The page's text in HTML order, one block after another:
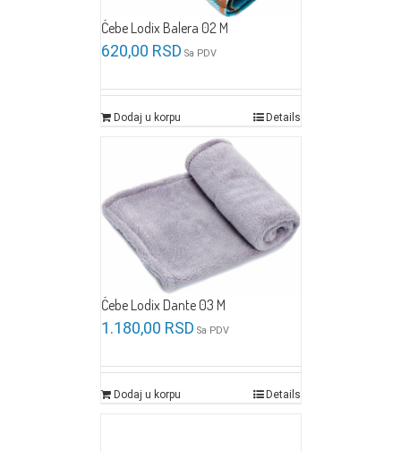
Ćebe Lodix Balera 02 M
620,00 RSD Sa PDV
Dodaj u korpu Details
Ćebe Lodix Dante 03 M
1.180,00 RSD Sa PDV
Dodaj u korpu Details